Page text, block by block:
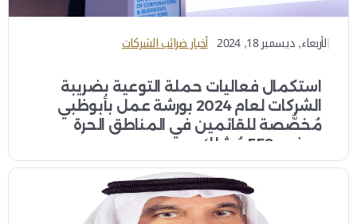
الأربعاء, ديسمبر 18, 2024 أخبار ضرائب الشركات
استكمال فعاليات حملة التوعية بضريبة
الشركات لعام 2024 بورشة عمل بأبوظبي
مُخصَّصة للقائمين في المناطق الحرة
بحضور 550 مُشارك